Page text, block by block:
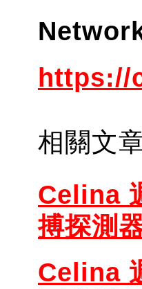
https://
相關文
Celina
搏探測
Celina